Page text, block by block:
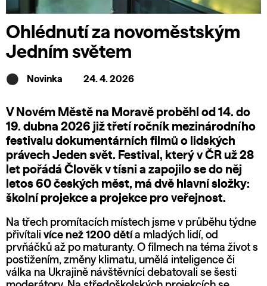
Ohlédnutí za novoměstským
Jedním světem
Novinka 24. 4. 2026
V Novém Městě na Moravě proběhl od 14. do
19. dubna 2026 již třetí ročník mezinárodního
festivalu dokumentárních filmů o lidských
právech Jeden svět. Festival, který v ČR už 28
let pořádá Člověk v tísni a zapojilo se do něj
letos 60 českých měst, má dvě hlavní složky:
školní projekce a projekce pro veřejnost.
Na třech promítacích místech jsme v průběhu týdne
přivítali více než 1200 dětí a mladých lidí, od
prvňáčků až po maturanty. O filmech na téma život s
postižením, změny klimatu, umělá inteligence či
válka na Ukrajině návštěvníci debatovali se šesti